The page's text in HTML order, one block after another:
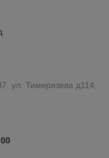
ул. Тимирязева д114,